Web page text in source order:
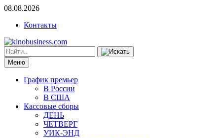
08.08.2026
Контакты
Меню
График премьер
В России
В США
Кассовые сборы
ДЕНЬ
ЧЕТВЕРГ
УИК-ЭНД